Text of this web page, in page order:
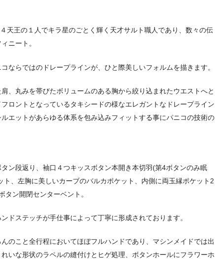
天王の１人でキラ星のごとく輝く天才サルト職人であり、数々の伝
ニート。
ならではのドレープラインが、ひと際美しいフォルムを描きます。
、丸みを帯びたボリュームのある胸から絞り込まれたウエストへと
ロントとなっているタキシードの様なエレガントなドレープライン
エットがあらゆる体系を包み込みフィットする事にパニコの技術の
ン段返り、袖口４つキッスボタン本開き本切羽(第4ボタンのみ眠
ト、左胸に美しいカーブのバルカポケット、内側に両玉縁ポケット2
ン開閉センターベント。
ドステッチが手仕事によって丁寧に形成されております。
のこと全行程においてほぼフルハンドであり、マシンメイドでは出
いな形状のラペルの縫付けとヒゲ処理、ボタンホールにフラワーホ